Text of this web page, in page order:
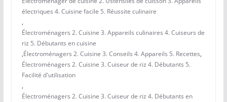
électriques 4. Cuisine facile 5. Réussite culinaire
,
Électroménagers 2. Cuisine 3. Appareils culinaires 4. Cuiseurs de
riz 5. Débutants en cuisine
,Électroménagers 2. Cuisine 3. Conseils 4. Appareils 5. Recettes,
Électroménagers 2. Cuisine 3. Cuiseur de riz 4. Débutants 5.
Facilité d'utilisation
,
Électroménagers 2. Cuisine 3. Cuiseur de riz 4. Débutants en